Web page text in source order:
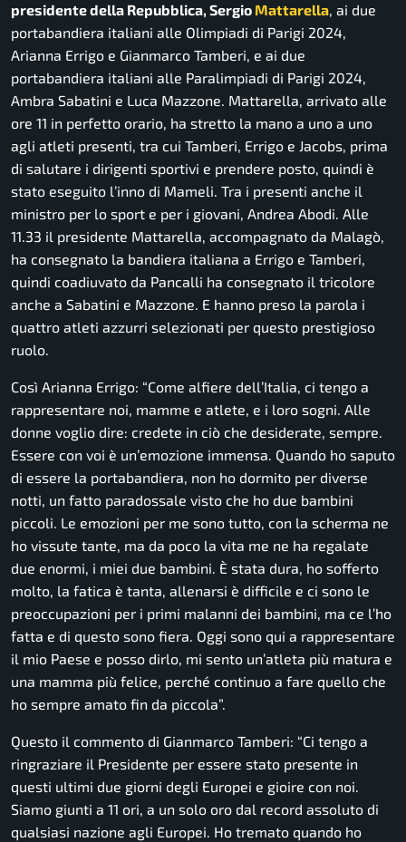
presidente della Repubblica, Sergio Mattarella, ai due
portabandiera italiani alle Olimpiadi di Parigi 2024,
Arianna Errigo e Gianmarco Tamberi, e ai due
portabandiera italiani alle Paralimpiadi di Parigi 2024,
Ambra Sabatini e Luca Mazzone. Mattarella, arrivato alle
ore 11 in perfetto orario, ha stretto la mano a uno a uno
agli atleti presenti, tra cui Tamberi, Errigo e Jacobs, prima
di salutare i dirigenti sportivi e prendere posto, quindi è
stato eseguito l’inno di Mameli. Tra i presenti anche il
ministro per lo sport e per i giovani, Andrea Abodi. Alle
11.33 il presidente Mattarella, accompagnato da Malagò,
ha consegnato la bandiera italiana a Errigo e Tamberi,
quindi coadiuvato da Pancalli ha consegnato il tricolore
anche a Sabatini e Mazzone. E hanno preso la parola i
quattro atleti azzurri selezionati per questo prestigioso
ruolo.
Così Arianna Errigo: “Come alfiere dell’Italia, ci tengo a
rappresentare noi, mamme e atlete, e i loro sogni. Alle
donne voglio dire: credete in ciò che desiderate, sempre.
Essere con voi è un’emozione immensa. Quando ho saputo
di essere la portabandiera, non ho dormito per diverse
notti, un fatto paradossale visto che ho due bambini
piccoli. Le emozioni per me sono tutto, con la scherma ne
ho vissute tante, ma da poco la vita me ne ha regalate
due enormi, i miei due bambini. È stata dura, ho sofferto
molto, la fatica è tanta, allenarsi è difficile e ci sono le
preoccupazioni per i primi malanni dei bambini, ma ce l’ho
fatta e di questo sono fiera. Oggi sono qui a rappresentare
il mio Paese e posso dirlo, mi sento un’atleta più matura e
una mamma più felice, perché continuo a fare quello che
ho sempre amato fin da piccola”.
Questo il commento di Gianmarco Tamberi: “Ci tengo a
ringraziare il Presidente per essere stato presente in
questi ultimi due giorni degli Europei e gioire con noi.
Siamo giunti a 11 ori, a un solo oro dal record assoluto di
qualsiasi nazione agli Europei. Ho tremato quando ho